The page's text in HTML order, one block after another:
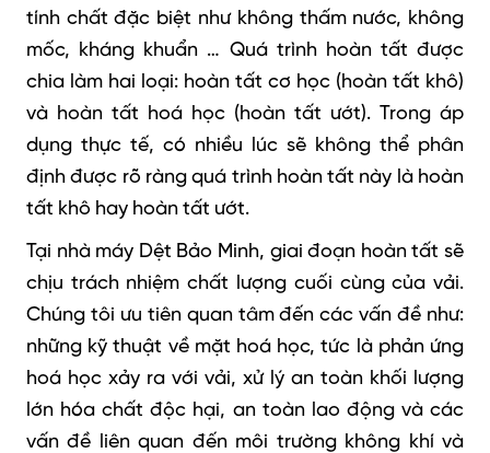
tính chất đặc biệt như không thấm nước, không
mốc, kháng khuẩn … Quá trình hoàn tất được
chia làm hai loại: hoàn tất cơ học (hoàn tất khô)
và hoàn tất hoá học (hoàn tất ướt).Trong áp
dụng thực tế, có nhiều lúc sẽ không thể phân
định được rõ ràng quá trình hoàn tất này là hoàn
tất khô hay hoàn tất ướt.
Tại nhà máy Dệt Bảo Minh, giai đoạn hoàn tất sẽ
chịu trách nhiệm chất lượng cuối cùng của vải.
Chúng tôi ưu tiên quan tâm đến các vấn đề như:
những kỹ thuật về mặt hoá học, tức là phản ứng
hoá học xảy ra với vải, xử lý an toàn khối lượng
lớn hóa chất độc hại, an toàn lao động và các
vấn đề liên quan đến môi trường không khí và